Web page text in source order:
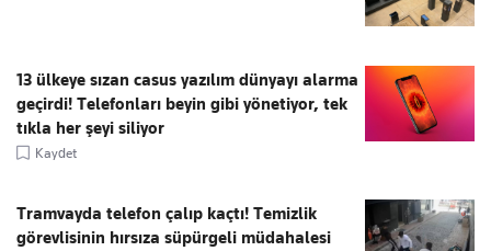
13 ülkeye sızan casus yazılım dünyayı alarma
geçirdi! Telefonları beyin gibi yönetiyor, tek
tıkla her şeyi siliyor
Kaydet
Tramvayda telefon çalıp kaçtı! Temizlik
görevlisinin hırsıza süpürgeli müdahalesi